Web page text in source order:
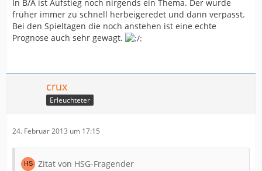
lasse es so.)
Yannick
In B/A ist Aufstieg noch nirgends ein Thema. Der wurde
früher immer zu schnell herbeigeredet und dann verpasst.
Bei den Spieltagen die noch anstehen ist eine echte
Prognose auch sehr gewagt.
crux
Erleuchteter
24. Februar 2013 um 17:15
Zitat von HSG-Fragender